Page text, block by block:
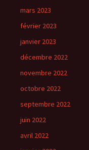
mars 2023
février 2023
janvier 2023
décembre 2022
novembre 2022
octobre 2022
septembre 2022
juin 2022
avril 2022